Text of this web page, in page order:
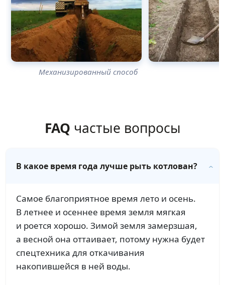
Механизированный способ
FAQ частые вопросы
В какое время года лучше рыть котлован?
Самое благоприятное время лето и осень.
В летнее и осеннее время земля мягкая
и роется хорошо. Зимой земля замерзшая,
а весной она оттаивает, потому нужна будет
спецтехника для откачивания
накопившейся в ней воды.